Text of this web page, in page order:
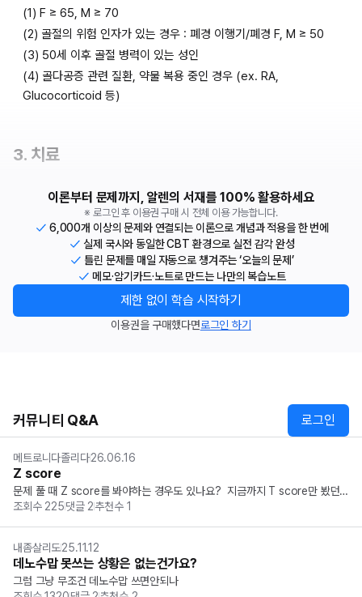
(1) F ≥ 65, M ≥ 70
(2) 골절의 위험 인자가 있는 경우 : 폐경 이행기/폐경 F, M ≥ 50
(3) 50세 이후 골절 병력이 있는 성인
(4) 골다공증 관련 질환, 약물 복용 중인 경우 (ex. RA,
Glucocorticoid 등)
3. 치료
이론부터 문제까지, 알렌의 서재를 100% 활용하세요
※ 로그인 후 이용권 구매 시 전체 이용 가능합니다.
6,000개 이상의 문제와 연결되는 이론으로 개념과 적용을 한 번에
실제 국시와 동일한 CBT 환경으로 실전 감각 완성
틀린 문제를 매일 자동으로 챙겨주는 ‘오늘의 문제’
메모·암기카드·노트로 만드는 나만의 복습노트
제한 없이 학습 시작하기
이용권을 구매했다면로그인 하기
커뮤니티 Q&A 로그인
메트로니다졸리다26.06.16
Z score
문제 풀 때 Z score를 봐야하는 경우도 있나요?  지금까지 T score만 봤던
거 같은데, 그건 문제가 대부분 고령의 폐경 후 여성이라서 그런가요?  폐경
조회수 225댓글 2추천수 1
내좀살리도25.11.12
데노수맙 못쓰는 상황은 없는건가요?
그럼 그냥 무조건 데노수맙 쓰면안되나